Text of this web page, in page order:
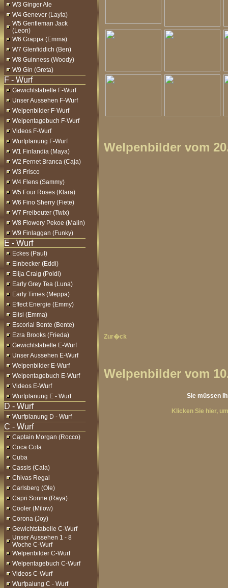
W3 Ginger Ale
W4 Genever (Layla)
W5 Gentleman Jack
(Leon)
W6 Grappa (Emma)
W7 Glenfiddich (Ben)
W8 Guinness (Woody)
W9 Gin (Greta)
Gewichtstabelle F-Wurf
Unser Aussehen F-Wurf
Welpenbilder F-Wurf
Welpentagebuch F-Wurf
Videos F-Wurf
Wurfplanung F-Wurf
W1 Finlandia (Maya)
W2 Fernet Branca (Caja)
W3 Frisco
W4 Flens (Sammy)
W5 Four Roses (Klara)
W6 Fino Sherry (Fiete)
W7 Freibeuter (Twix)
W8 Flowery Pekoe (Malin)
W9 Finlaggan (Funky)
Eckes (Paul)
Einbecker (Eddi)
Elija Craig (Poldi)
Early Grey Tea (Luna)
Early Times (Meppa)
Effect Energie (Emmy)
Elisi (Emma)
Escorial Bente (Bente)
Ezra Brooks (Frieda)
Gewichtstabelle E-Wurf
Unser Aussehen E-Wurf
Welpenbilder E-Wurf
Welpentagebuch E-Wurf
Videos E-Wurf
Wurfplanung E - Wurf
Wurfplanung D - Wurf
Captain Morgan (Rocco)
Coca Cola
Cuba
Cassis (Cala)
Chivas Regal
Carlsberg (Ole)
Capri Sonne (Raya)
Cooler (Milow)
Corona (Joy)
Gewichtstabelle C-Wurf
Unser Aussehen 1 - 8
Woche C-Wurf
Welpenbilder C-Wurf
Welpentagebuch C-Wurf
Videos C-Wurf
Wurfpalung C - Wurf
Welpenbilder vom
Zur�ck
Welpenbilder vom
Sie müssen
Klicken Sie hier,